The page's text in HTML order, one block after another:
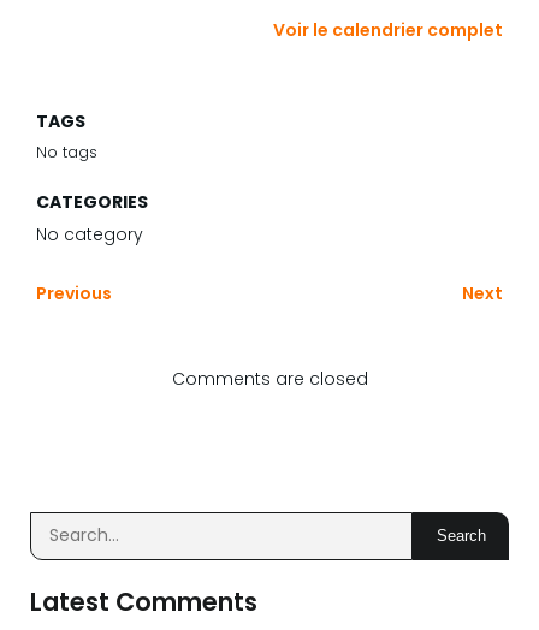
Voir le calendrier complet
TAGS
No tags
CATEGORIES
No category
Previous Next
Comments are closed
Search
Latest Comments